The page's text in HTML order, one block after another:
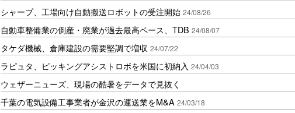
シャープ、工場向け自動搬送ロボットの受注開始 24/08/26
自動車整備業の倒産・廃業が過去最高ペース、TDB 24/08/07
タケダ機械、倉庫建設の需要堅調で増収 24/07/22
ラピュタ、ピッキングアシストロボを米国に初納入 24/04/03
ウェザーニューズ、現場の酷暑をデータで見抜く
千葉の電気設備工事業者が金沢の運送業をM&A 24/03/18